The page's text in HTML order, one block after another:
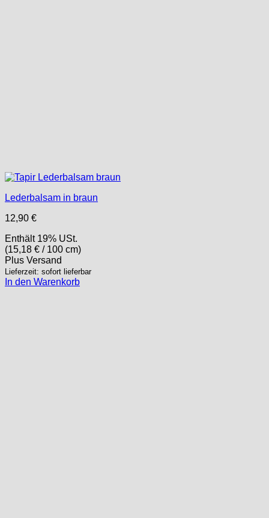
Lederbalsam in braun
12,90 €
Enthält 19% USt.
(15,18 € / 100 cm)
Plus Versand
Lieferzeit: sofort lieferbar
In den Warenkorb